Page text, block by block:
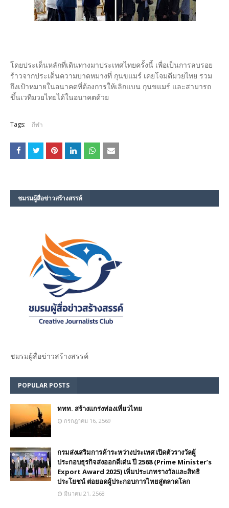
โดยประเด็นหลักที่เดินทางมาประเทศไทยครั้งนี้ เพื่อเป็นการลบรอย
ร้าวจากประเด็นความบาดหมางที่ กุนขแมร์ เคยโจมตีมวยไทย รวม
ถึงเป้าหมายในอนาคตที่ต้องการให้เลิกแบน กุนขแมร์ และสามารถ
ขึ้นเวทีมวยไทยได้ในอนาคตด้วย
Tags: กีฬา
ชมรม​ผู้สื่อข่าวสร้างสรรค์​
ชมรม​ผู้สื่อข่าวสร้างสรรค์​
POPULAR POSTS
ททท. สร้างแกร่งท่องเที่ยวไทย
กรกฎาคม 16, 2569
กรมส่งเสริมการค้าระหว่างประเทศ เปิดตัวรางวัลผู้
ประกอบธุรกิจส่งออกดีเด่น ปี 2568 (Prime Minister’s
Export Award 2025) เพิ่มประเภทรางวัลและสิทธิ
ประโยชน์ ต่อยอดผู้ประกอบการไทยสู่ตลาดโลก
มีนาคม 21, 2568